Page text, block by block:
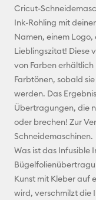
Cricut-
Ink-Rohling mit
Namen, einem Logo,
Lieblingszitat! Diese
von Farben
Farbtönen, sobald
werden. Das
Übertragungen, die
oder brechen! Zur
Schneidemaschinen.
Was ist das Infusible
Kunst mit Kleber auf
wird, verschmilzt die